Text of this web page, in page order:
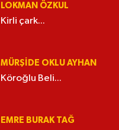
LOKMAN ÖZKUL
Kirli çark...
MÜRŞIDE OKLU AYHAN
Köroğlu Beli...
EMRE BURAK TAĞ